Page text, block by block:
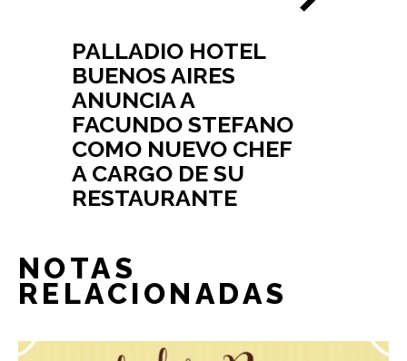
PALLADIO HOTEL
BUENOS AIRES
ANUNCIA A
FACUNDO STEFANO
COMO NUEVO CHEF
A CARGO DE SU
RESTAURANTE
NOTAS
RELACIONADAS